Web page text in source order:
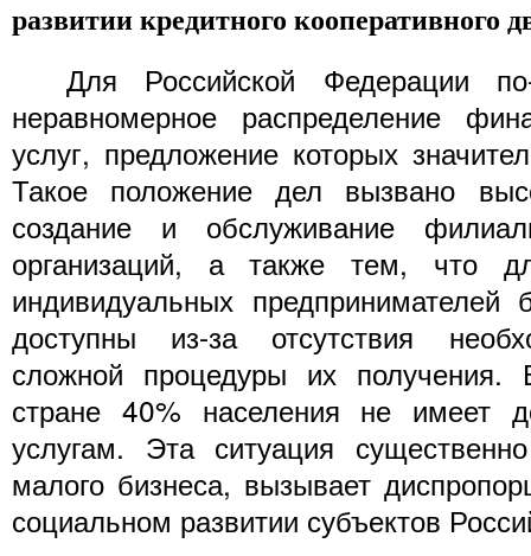
развитии кредитного кооперативного
Для Российской Федерации по-
неравномерное распределение
услуг, предложение которых
Такое положение дел вызвано
создание и обслуживание
организаций, а также тем, что
индивидуальных предпринимателей
доступны из-за отсутствия
сложной процедуры их получения.
стране 40% населения не имеет
услугам. Эта ситуация
малого бизнеса, вызывает
социальном развитии субъектов